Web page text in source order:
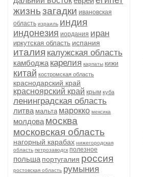
жизньзагадки ивановская
область израиль индия
индонезия иордания иран
иркутская область испания
италия калужская область
камбоджа карелия карпаты кижи
китай костромская область
краснодарский край
красноярский край крым куба
ленинградская область
литва мальта марокко мексика
молдова москва
московская область
нагорный карабах нижегородская
область петрозаводск полезное
польша португалия россия
ростовская область румыния